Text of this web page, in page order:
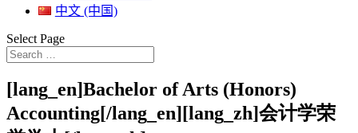
中文 (中国)
Select Page
[lang_en]Bachelor of Arts (Honors)
Accounting[/lang_en][lang_zh]会计学荣